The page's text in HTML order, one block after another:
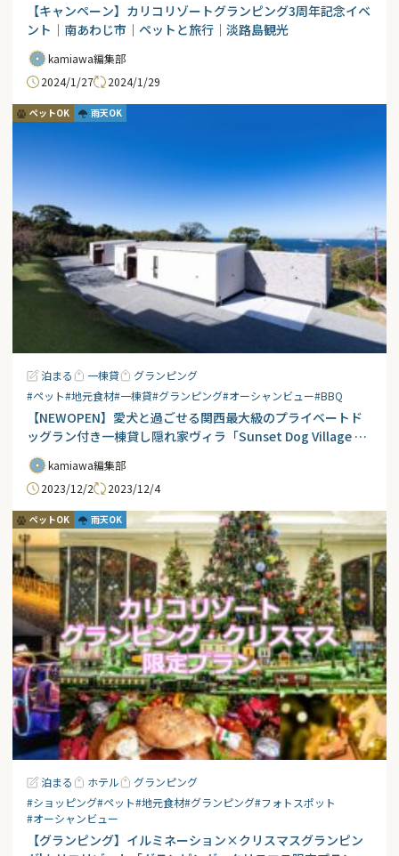
【キャンペーン】カリコリゾートグランピング3周年記念イベ
ント｜南あわじ市｜ペットと旅行｜淡路島観光
kamiawa編集部
2024/1/27
2024/1/29
ペットOK 雨天OK
泊まる 一棟貸
グランピング
#ペット#地元食材#一棟貸#グランピング#オーシャンビュー#BBQ
【NEWOPEN】愛犬と過ごせる関西最大級のプライベートド
ッグラン付き一棟貸し隠れ家ヴィラ「Sunset Dog Village 淡
路島」が12月4日OPEN！
kamiawa編集部
2023/12/2
2023/12/4
ペットOK 雨天OK
ホテル グランピング
泊まる
#ショッピング#ペット#地元食材#グランピング#フォトスポット
#オーシャンビュー
【グランピング】イルミネーション×クリスマスグランピン